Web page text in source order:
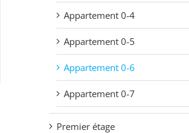
Appartement 0-4
Appartement 0-5
Appartement 0-6
Appartement 0-7
Premier étage